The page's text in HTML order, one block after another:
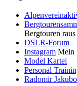
Bergtouren raus
DSLR-Forum
Instagram Mein
Model Kartei
Personal
Radomir